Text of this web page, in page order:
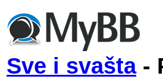
Sve i svašta-